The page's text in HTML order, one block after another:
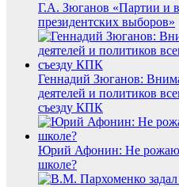
Г.А. Зюганов «Партии и
президентских выборов»
Геннадий Зюганов:
деятелей и политиков
съезду КПК
Юрий Афонин: Не
школе?